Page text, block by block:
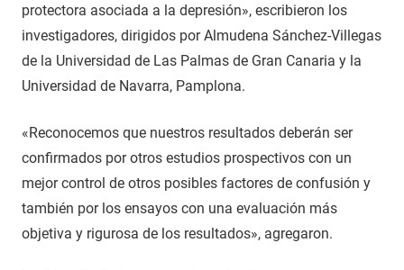
protectora asociada a la depresión», escribieron los
investigadores, dirigidos por Almudena Sánchez-Villegas
de la Universidad de Las Palmas de Gran Canaria y la
Universidad de Navarra, Pamplona.
«Reconocemos que nuestros resultados deberán ser
confirmados por otros estudios prospectivos con un
mejor control de otros posibles factores de confusión y
también por los ensayos con una evaluación más
objetiva y rigurosa de los resultados», agregaron.